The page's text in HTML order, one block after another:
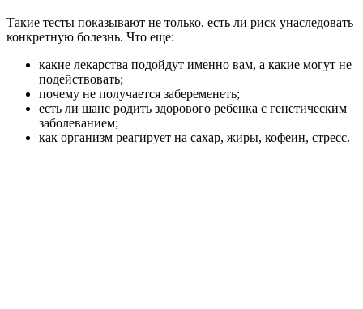
Такие тесты показывают не только, есть ли риск унаследовать
конкретную болезнь. Что еще:
какие лекарства подойдут именно вам, а какие могут не
подействовать;
почему не получается забеременеть;
есть ли шанс родить здорового ребенка с генетическим
заболеванием;
как организм реагирует на сахар, жиры, кофеин, стресс.